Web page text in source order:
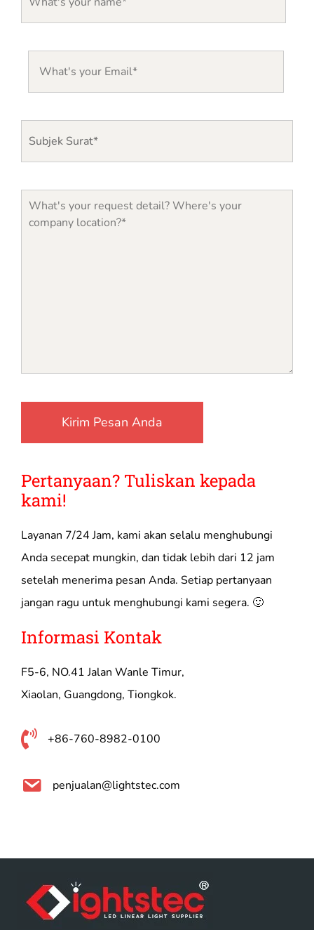
Pertanyaan? Tuliskan kepada
kami!
Layanan 7/24 Jam, kami akan selalu menghubungi
Anda secepat mungkin, dan tidak lebih dari 12 jam
setelah menerima pesan Anda. Setiap pertanyaan
jangan ragu untuk menghubungi kami segera. 🙂
Informasi Kontak
F5-6, NO.41 Jalan Wanle Timur,
Xiaolan, Guangdong, Tiongkok.
+86-760-8982-0100
penjualan@lightstec.com